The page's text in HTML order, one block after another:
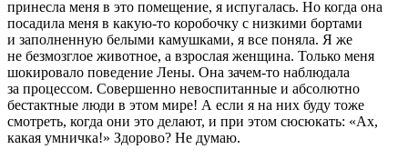
принесла меня в это помещение, я испугалась. Но когда она
посадила меня в какую-то коробочку с низкими бортами
и заполненную белыми камушками, я все поняла. Я же
не безмозглое животное, а взрослая женщина. Только меня
шокировало поведение Лены. Она зачем-то наблюдала
за процессом. Совершенно невоспитанные и абсолютно
бестактные люди в этом мире! А если я на них буду тоже
смотреть, когда они это делают, и при этом сюсюкать: «Ах,
какая умничка!» Здорово? Не думаю.